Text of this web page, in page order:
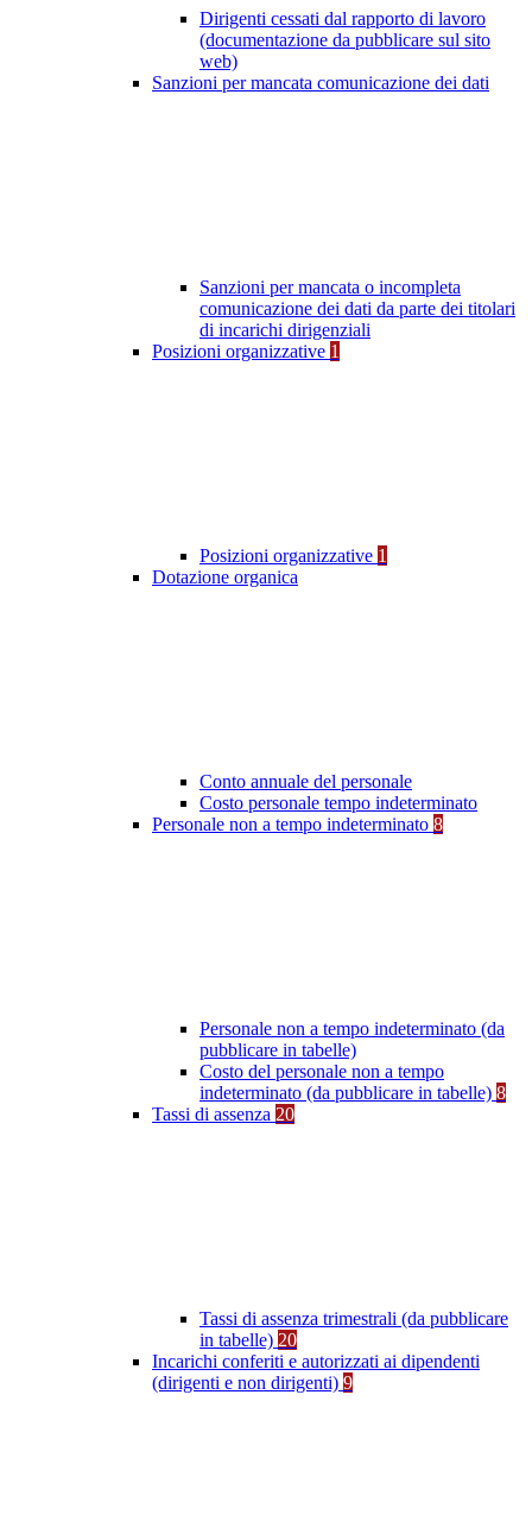
Dirigenti cessati dal rapporto di lavoro
(documentazione da pubblicare sul sito
web)
Sanzioni per mancata comunicazione dei dati
Sanzioni per mancata o incompleta
comunicazione dei dati da parte dei titolari
di incarichi dirigenziali
Posizioni organizzative 1
Posizioni organizzative 1
Dotazione organica
Conto annuale del personale
Costo personale tempo indeterminato
Personale non a tempo indeterminato 8
Personale non a tempo indeterminato (da
pubblicare in tabelle)
Costo del personale non a tempo
indeterminato (da pubblicare in tabelle) 8
Tassi di assenza 20
Tassi di assenza trimestrali (da pubblicare
in tabelle) 20
Incarichi conferiti e autorizzati ai dipendenti
(dirigenti e non dirigenti) 9